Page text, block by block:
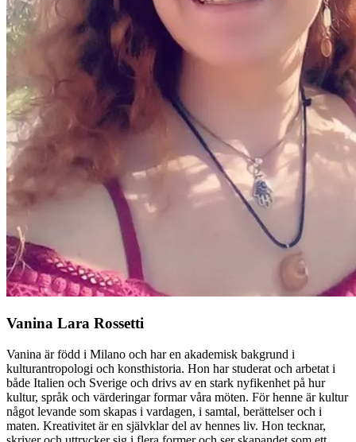
Vanina Lara Rossetti
Vanina är född i Milano och har en akademisk bakgrund i
kulturantropologi och konsthistoria. Hon har studerat och arbetat i
både Italien och Sverige och drivs av en stark nyfikenhet på hur
kultur, språk och värderingar formar våra möten. För henne är kultur
något levande som skapas i vardagen, i samtal, berättelser och i
maten. Kreativitet är en självklar del av hennes liv. Hon tecknar,